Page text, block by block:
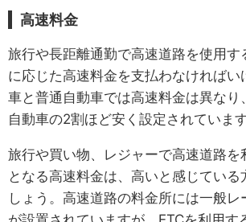
高速料金
旅行や長距離通勤で高速道路を使用す
に応じた高速料金を支払わなければい
車と普通自動車では高速料金は異なり
自動車の2割ほど安く設定されています
旅行や買い物、レジャーで高速道路を
となる高速料金は、高いと感じてい
しょう。高速道路の料金所には一般レ